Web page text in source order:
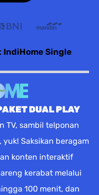
Single
DUAL PLAY
TV, sambil telponan
yuk! Saksikan beragam
konten interaktif
kerabat melalui
100 menit, dan